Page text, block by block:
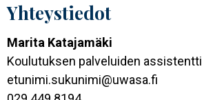
Yhteystiedot
Marita Katajamäki
Koulutuksen palveluiden assistentti
etunimi.sukunimi@uwasa.fi